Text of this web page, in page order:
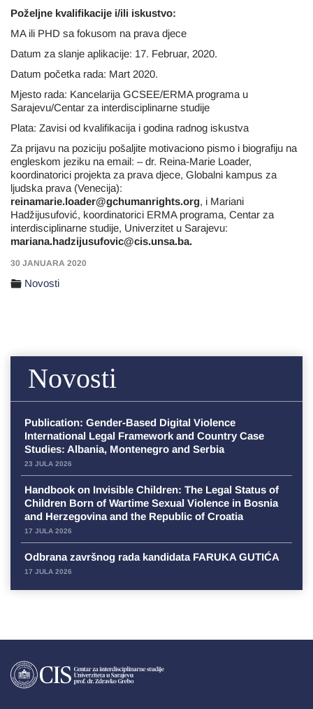
Poželjne kvalifikacije i/ili iskustvo:
MA ili PHD sa fokusom na prava djece
Datum za slanje aplikacije: 17. Februar, 2020.
Datum početka rada: Mart 2020.
Mjesto rada: Kancelarija GCSEE/ERMA programa u
Sarajevu/Centar za interdisciplinarne studije
Plata: Zavisi od kvalifikacija i godina radnog iskustva
Za prijavu na poziciju pošaljite motivaciono pismo i biografiju na
engleskom jeziku na email: – dr. Reina-Marie Loader,
koordinatorici projekta za prava djece, Globalni kampus za
ljudska prava (Venecija):
reinamarie.loader@gchumanrights.org, i Mariani
Hadžijusufović, koordinatorici ERMA programa, Centar za
interdisciplinarne studije, Univerzitet u Sarajevu:
mariana.hadzijusufovic@cis.unsa.ba.
30 JANUARA 2020
Novosti
Novosti
Publication: Gender-Based Digital Violence
International Legal Framework and Country Case
Studies: Albania, Montenegro and Serbia
23 JULA 2026
Handbook on Invisible Children: The Legal Status of
Children Born of Wartime Sexual Violence in Bosnia
and Herzegovina and the Republic of Croatia
17 JULA 2026
Odbrana završnog rada kandidata FARUKA GUTIĆA
17 JULA 2026